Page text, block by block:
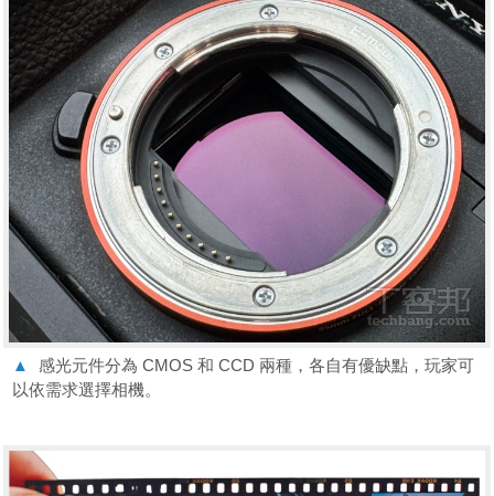
▲
感光元件分為 CMOS 和 CCD 兩種，各自有優缺點，玩家可
以依需求選擇相機。